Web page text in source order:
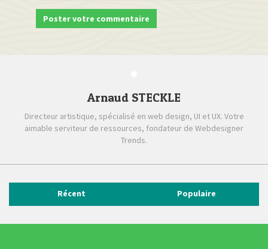
Arnaud STECKLE
Directeur artistique, spécialisé en web design, UI et UX. Votre
aimable serviteur de ressources, fondateur de Webdesigner
Trends.
Récent Populaire